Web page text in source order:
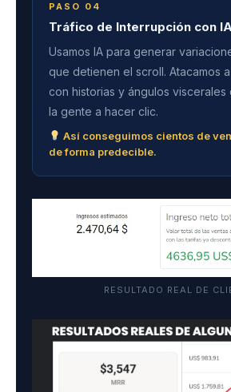
PASO 04
Tráfico de Interrupción con
Usamos IA para generar
que detienen el scroll. Atacamos
con historias y ángulos viscerales
la gente a hacer clic.
Así conseguimos cientos de
de forma predecible.
RESULTADO REAL DE